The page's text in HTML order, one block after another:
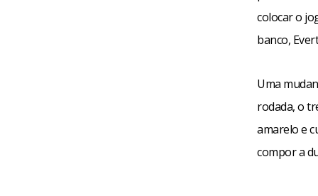
colocar o
banco,
Uma
rodada, o
amarelo e
compor a